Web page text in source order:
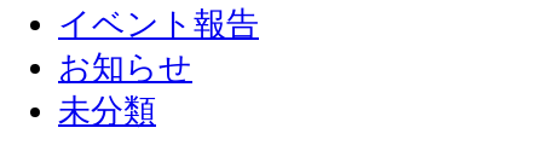
イベント報告
お知らせ
未分類